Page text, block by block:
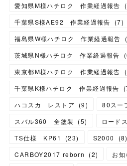
愛知県M様ハチロク 作業経過報告
(
千葉県S様AE92 作業経過報告
(7)
福島県W様ハチロク 作業経過報告
(
茨城県N様ハチロク 作業経過報告
(
東京都M様ハチロク 作業経過報告
(
千葉県K様ハチロク 作業経過報告
(
ハコスカ レストア
(9) 80スー
スバル360 全塗装
(5) ロード
TS仕様 KP61
(23) S2000 (8)
CARBOY2017 reborn
(2) お